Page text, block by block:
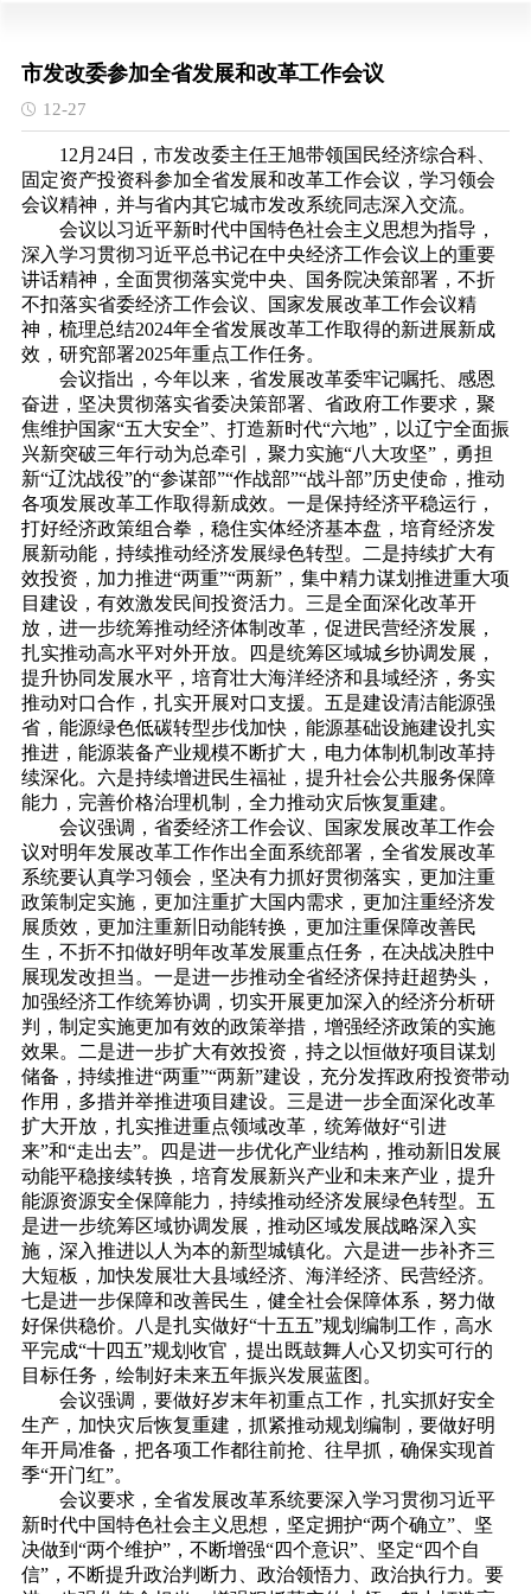
市发改委参加全省发展和改革工作会议
12-27
12月24日，市发改委主任王旭带领国民经济综合科、
固定资产投资科参加全省发展和改革工作会议，学习领会
会议精神，并与省内其它城市发改系统同志深入交流。
会议以习近平新时代中国特色社会主义思想为指导，
深入学习贯彻习近平总书记在中央经济工作会议上的重要
讲话精神，全面贯彻落实党中央、国务院决策部署，不折
不扣落实省委经济工作会议、国家发展改革工作会议精
神，梳理总结2024年全省发展改革工作取得的新进展新成
效，研究部署2025年重点工作任务。
会议指出，今年以来，省发展改革委牢记嘱托、感恩
奋进，坚决贯彻落实省委决策部署、省政府工作要求，聚
焦维护国家“五大安全”、打造新时代“六地”，以辽宁全面振
兴新突破三年行动为总牵引，聚力实施“八大攻坚”，勇担
新“辽沈战役”的“参谋部”“作战部”“战斗部”历史使命，推动
各项发展改革工作取得新成效。一是保持经济平稳运行，
打好经济政策组合拳，稳住实体经济基本盘，培育经济发
展新动能，持续推动经济发展绿色转型。二是持续扩大有
效投资，加力推进“两重”“两新”，集中精力谋划推进重大项
目建设，有效激发民间投资活力。三是全面深化改革开
放，进一步统筹推动经济体制改革，促进民营经济发展，
扎实推动高水平对外开放。四是统筹区域城乡协调发展，
提升协同发展水平，培育壮大海洋经济和县域经济，务实
推动对口合作，扎实开展对口支援。五是建设清洁能源强
省，能源绿色低碳转型步伐加快，能源基础设施建设扎实
推进，能源装备产业规模不断扩大，电力体制机制改革持
续深化。六是持续增进民生福祉，提升社会公共服务保障
能力，完善价格治理机制，全力推动灾后恢复重建。
会议强调，省委经济工作会议、国家发展改革工作会
议对明年发展改革工作作出全面系统部署，全省发展改革
系统要认真学习领会，坚决有力抓好贯彻落实，更加注重
政策制定实施，更加注重扩大国内需求，更加注重经济发
展质效，更加注重新旧动能转换，更加注重保障改善民
生，不折不扣做好明年改革发展重点任务，在决战决胜中
展现发改担当。一是进一步推动全省经济保持赶超势头，
加强经济工作统筹协调，切实开展更加深入的经济分析研
判，制定实施更加有效的政策举措，增强经济政策的实施
效果。二是进一步扩大有效投资，持之以恒做好项目谋划
储备，持续推进“两重”“两新”建设，充分发挥政府投资带动
作用，多措并举推进项目建设。三是进一步全面深化改革
扩大开放，扎实推进重点领域改革，统筹做好“引进
来”和“走出去”。四是进一步优化产业结构，推动新旧发展
动能平稳接续转换，培育发展新兴产业和未来产业，提升
能源资源安全保障能力，持续推动经济发展绿色转型。五
是进一步统筹区域协调发展，推动区域发展战略深入实
施，深入推进以人为本的新型城镇化。六是进一步补齐三
大短板，加快发展壮大县域经济、海洋经济、民营经济。
七是进一步保障和改善民生，健全社会保障体系，努力做
好保供稳价。八是扎实做好“十五五”规划编制工作，高水
平完成“十四五”规划收官，提出既鼓舞人心又切实可行的
目标任务，绘制好未来五年振兴发展蓝图。
会议强调，要做好岁末年初重点工作，扎实抓好安全
生产，加快灾后恢复重建，抓紧推动规划编制，要做好明
年开局准备，把各项工作都往前抢、往早抓，确保实现首
季“开门红”。
会议要求，全省发展改革系统要深入学习贯彻习近平
新时代中国特色社会主义思想，坚定拥护“两个确立”、坚
决做到“两个维护”，不断增强“四个意识”、坚定“四个自
信”，不断提升政治判断力、政治领悟力、政治执行力。要